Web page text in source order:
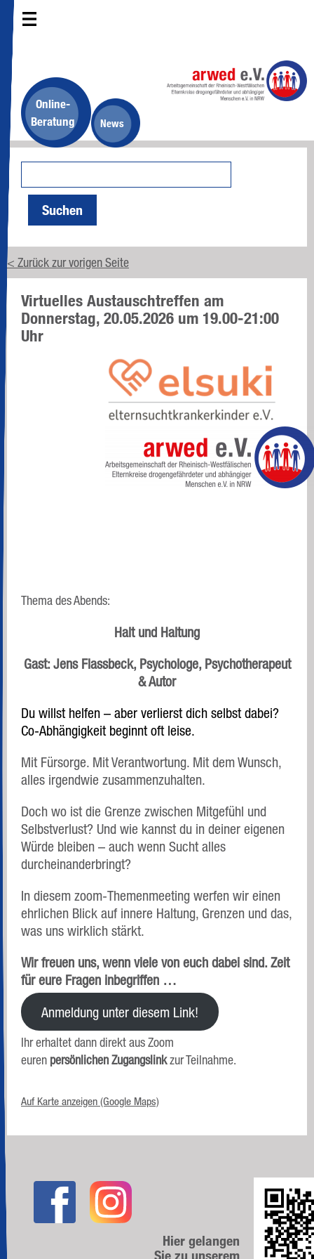
Online-
Beratung
News
Suchen
< Zurück zur vorigen Seite
Virtuelles Austauschtreffen am
Donnerstag, 20.05.2026 um 19.00-21:00
Uhr
Thema des Abends:
Halt und Haltung
Gast: Jens Flassbeck, Psychologe, Psychotherapeut
& Autor
Du willst helfen – aber verlierst dich selbst dabei?
Co-Abhängigkeit beginnt oft leise.
Mit Fürsorge. Mit Verantwortung. Mit dem Wunsch,
alles irgendwie zusammenzuhalten.
Doch wo ist die Grenze zwischen Mitgefühl und
Selbstverlust? Und wie kannst du in deiner eigenen
Würde bleiben – auch wenn Sucht alles
durcheinanderbringt?
In diesem zoom-Themenmeeting werfen wir einen
ehrlichen Blick auf innere Haltung, Grenzen und das,
was uns wirklich stärkt.
Wir freuen uns, wenn viele von euch dabei sind. Zeit
für eure Fragen inbegriffen …
Anmeldung unter diesem Link!
Ihr erhaltet dann direkt aus Zoom
euren persönlichenZugangslinkzur Teilnahme.
Auf Karte anzeigen (Google Maps)
Hier gelangen
Sie zu unserem